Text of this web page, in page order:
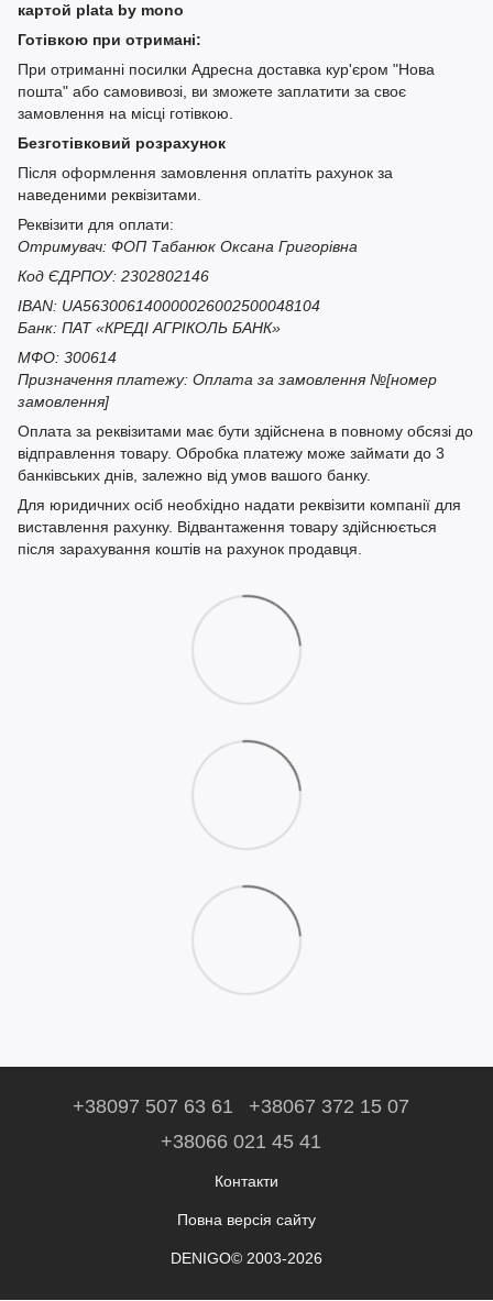
картой plata by mono
Готівкою при отримані:
При отриманні посилки Адресна доставка кур'єром "Нова
пошта" або самовивозі, ви зможете заплатити за своє
замовлення на місці готівкою.
Безготівковий розрахунок
Після оформлення замовлення оплатіть рахунок за
наведеними реквізитами.
Реквізити для оплати:
Отримувач: ФОП Табанюк Оксана Григорівна
Код ЄДРПОУ: 2302802146
IBAN: UA563006140000026002500048104
Банк: ПАТ «КРЕДІ АГРІКОЛЬ БАНК»
МФО: 300614
Призначення платежу: Оплата за замовлення №[номер
замовлення]
Оплата за реквізитами має бути здійснена в повному обсязі до
відправлення товару. Обробка платежу може займати до 3
банківських днів, залежно від умов вашого банку.
Для юридичних осіб необхідно надати реквізити компанії для
виставлення рахунку. Відвантаження товару здійснюється
після зарахування коштів на рахунок продавця.
+38097 507 63 61
+38067 372 15 07
+38066 021 45 41
Контакти
Повна версія сайту
DENIGO© 2003-2026